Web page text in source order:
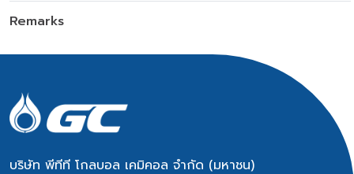
Remarks
บริษัท พีทีที โกลบอล เคมิคอล จำกัด (มหาชน)